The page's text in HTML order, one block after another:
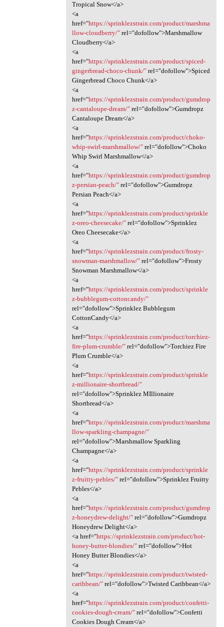
Tropical Snow</a>
<a
href="https://sprinklezstrain.com/product/marshma
llow-cloudberry/"rel="dofollow">Marshmallow
Cloudberry</a>
<a
href="https://sprinklezstrain.com/product/spiced-
gingerbread-choco-chunk/"rel="dofollow">Spiced
Gingerbread Choco Chunk</a>
<a
href="https://sprinklezstrain.com/product/gumdrop
z-cantaloupe-dream/"rel="dofollow">Gumdropz
Cantaloupe Dream</a>
<a
href="https://sprinklezstrain.com/product/choko-
whip-swirl-marshmallow/"rel="dofollow">Choko
Whip Swirl Marshmallow</a>
<a
href="https://sprinklezstrain.com/product/gumdrop
z-persian-peach/"rel="dofollow">Gumdropz
Persian Peach</a>
<a
href="https://sprinklezstrain.com/product/sprinkle
z-oreo-cheesecake/"rel="dofollow">Sprinklez
Oreo Cheesecake</a>
<a
href="https://sprinklezstrain.com/product/frosty-
snowman-marshmallow/"rel="dofollow">Frosty
Snowman Marshmallow</a>
<a
href="https://sprinklezstrain.com/product/sprinkle
z-bubblegum-cottoncandy/"
rel="dofollow">Sprinklez Bubblegum
CottonCandy</a>
<a
href="https://sprinklezstrain.com/product/torchiez-
fire-plum-crumble/"rel="dofollow">Torchiez Fire
Plum Crumble</a>
<a
href="https://sprinklezstrain.com/product/sprinkle
z-millionaire-shortbread/"
rel="dofollow">Sprinklez MIllionaire
Shortbread</a>
<a
href="https://sprinklezstrain.com/product/marshma
llow-sparkling-champagne/"
rel="dofollow">Marshmallow Sparkling
Champagne</a>
<a
href="https://sprinklezstrain.com/product/sprinkle
z-fruitty-pebles/"rel="dofollow">Sprinklez Fruitty
Pebles</a>
<a
href="https://sprinklezstrain.com/product/gumdrop
z-honeydrew-delight/"rel="dofollow">Gumdropz
Honeydrew Delight</a>
<a href="https://sprinklezstrain.com/product/hot-
honey-butter-blondies/"rel="dofollow">Hot
Honey Butter Blondies</a>
<a
href="https://sprinklezstrain.com/product/twisted-
caribbean/"rel="dofollow">Twisted Caribbean</a>
<a
href="https://sprinklezstrain.com/product/confetti-
cookies-dough-cream/"rel="dofollow">Confetti
Cookies Dough Cream</a>